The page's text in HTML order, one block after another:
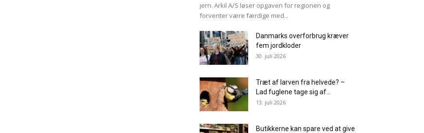
jern. Arkil A/S løser opgaven for regionen og
forventer være færdige med...
Danmarks overforbrug kræver
fem jordkloder
30. juli 2026
Træt af larven fra helvede? –
Lad fuglene tage sig af...
13. juli 2026
Butikkerne kan spare ved at give